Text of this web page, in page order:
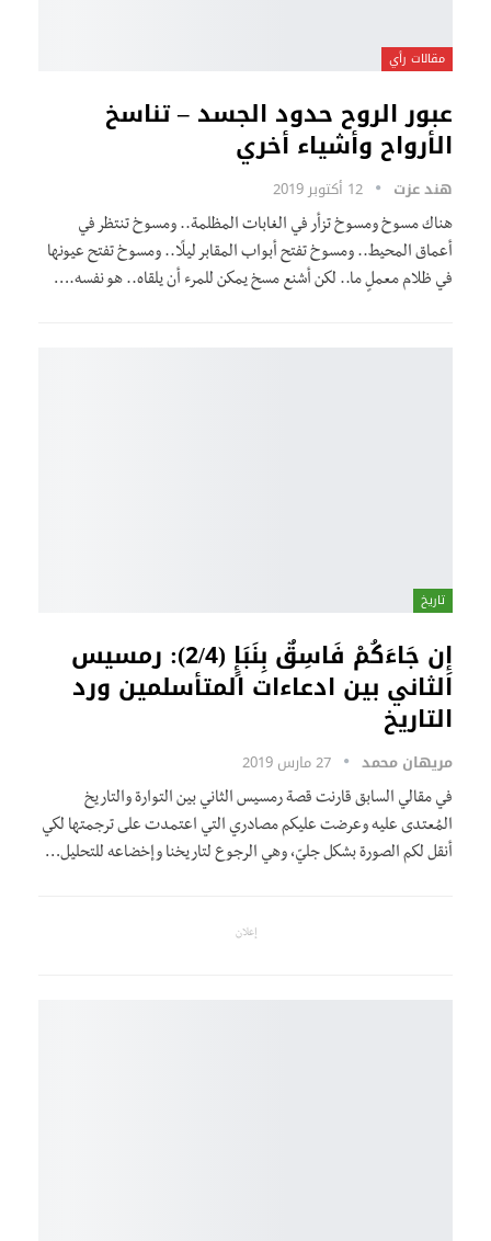
مقالات رأي
عبور الروح حدود الجسد – تناسخ
الأرواح وأشياء أخري
هند عزت 12 أكتوبر 2019
هناك مسوخ ومسوخ تزأر في الغابات المظلمة.. ومسوخ تنتظر في
أعماق المحيط.. ومسوخ تفتح أبواب المقابر ليلًا.. ومسوخ تفتح عيونها
في ظلام معملٍ ما.. لكن أشنع مسخ يمكن للمرء أن يلقاه.. هو نفسه.…
تاريخ
إِن جَاءَكُمْ فَاسِقٌ بِنَبَإٍ (2/4): رمسيس
الثاني بين ادعاءات المتأسلمين ورد
التاريخ
مريهان محمد 27 مارس 2019
في مقالي السابق قارنت قصة رمسيس الثاني بين التوارة والتاريخ
المُعتدى عليه وعرضت عليكم مصادري التي اعتمدت على ترجمتها لكي
أنقل لكم الصورة بشكل جليّ، وهي الرجوع لتاريخنا وإخضاعه للتحليل…
إعلان